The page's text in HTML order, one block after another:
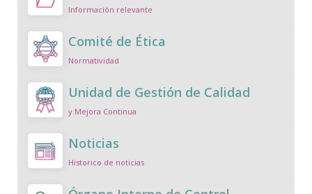
Información relevante
Comité de Ética
Normatividad
Unidad de Gestión de Calidad
y Mejora Continua
Noticias
Historico de noticias